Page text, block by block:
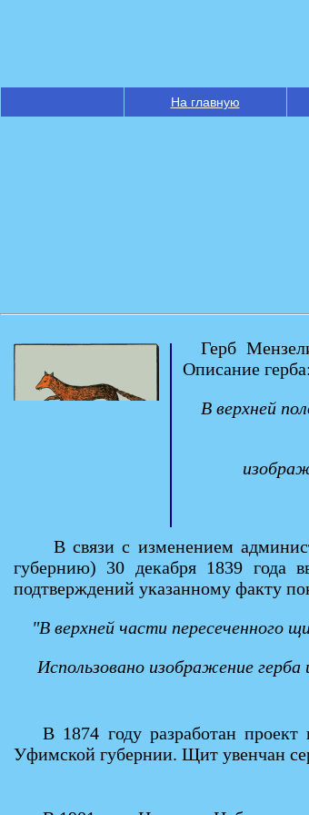
На главную
Герб
Описание герба:
В верхней
В связи с изменением
губернию) 30 декабря 1839 года
подтверждений указанному факту
"В верхней части пересеченного
Использовано изображение
В 1874 году разработан
Уфимской губернии. Щит увенчан